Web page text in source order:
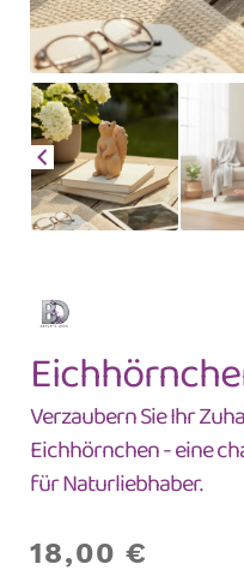
Verzaubern Sie Ihr
Eichhörnchen - eine
für Naturliebhaber.
18,00€